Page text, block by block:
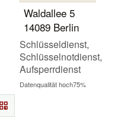
Waldallee 5
14089 Berlin
Schlüsseldienst,
Schlüsselnotdienst,
Aufsperrdienst
Datenqualität hoch75%